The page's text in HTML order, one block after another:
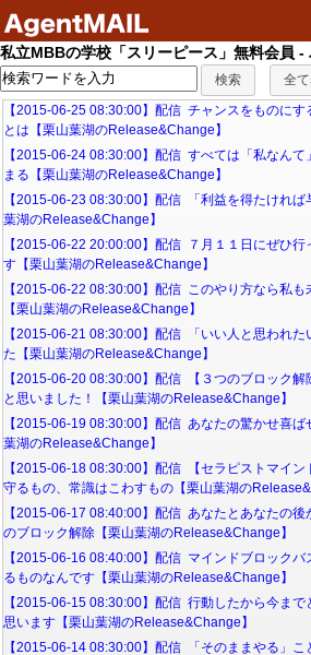
私立MBBの学校「スリーピース」無料会員 -
【2015-06-25 08:30:00】配信 チャンスをものにす
とは【栗山葉湖のRelease&Change】
【2015-06-24 08:30:00】配信 すべては「私なん
まる【栗山葉湖のRelease&Change】
【2015-06-23 08:30:00】配信 「利益を得たけれ
葉湖のRelease&Change】
【2015-06-22 20:00:00】配信 ７月１１日にぜひ行
す【栗山葉湖のRelease&Change】
【2015-06-22 08:30:00】配信 このやり方なら私も
【栗山葉湖のRelease&Change】
【2015-06-21 08:30:00】配信 「いい人と思われた
た【栗山葉湖のRelease&Change】
【2015-06-20 08:30:00】配信 【３つのブロック
と思いました！【栗山葉湖のRelease&Change】
【2015-06-19 08:30:00】配信 あなたの驚かせ喜
葉湖のRelease&Change】
【2015-06-18 08:30:00】配信 【セラピストマイ
守るもの、常識はこわすもの【栗山葉湖の
【2015-06-17 08:40:00】配信 あなたとあなたの
のブロック解除【栗山葉湖のRelease&Change】
【2015-06-16 08:40:00】配信 マインドブロックバ
るものなんです【栗山葉湖のRelease&Change】
【2015-06-15 08:30:00】配信 行動したから今まで
思います【栗山葉湖のRelease&Change】
【2015-06-14 08:30:00】配信 「そのままやる」